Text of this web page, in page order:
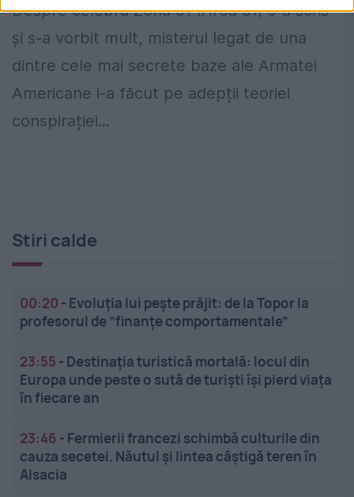
Despre celebra Zonă 51 (Area 51) s-a scris
și s-a vorbit mult, misterul legat de una
dintre cele mai secrete baze ale Armatei
Americane i-a făcut pe adepții teoriei
conspirației...
Stiri calde
00:20 - Evoluția lui pește prăjit: de la Topor la
profesorul de ”finanțe comportamentale”
23:55 - Destinația turistică mortală: locul din
Europa unde peste o sută de turiști își pierd viața
în fiecare an
23:46 - Fermierii francezi schimbă culturile din
cauza secetei. Năutul și lintea câștigă teren în
Alsacia